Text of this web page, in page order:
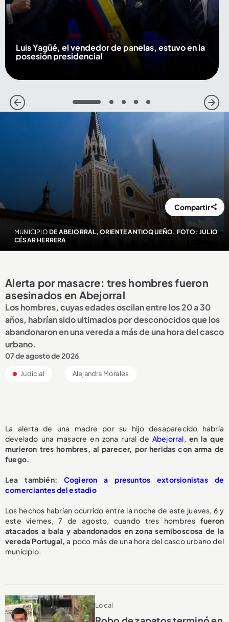
Luis Yagüé, el vendedor de panelas, estuvo en la
posesión presidencial
1 2 3 4 5
MUNICIPIO DE ABEJORRAL, ORIENTE ANTIOQUEÑO. FOTO: JULIO
CÉSAR HERRERA
Compartir
Alerta por masacre: tres hombres fueron
asesinados en Abejorral
Los hombres, cuyas edades oscilan entre los 20 a 30
años, habrían sido ultimados por desconocidos que los
abandonaron en una vereda a más de una hora del casco
urbano.
07 de agosto de 2026
Judicial Alejandra Morales
La alerta de una madre por su hijo desaparecido habría
develado una masacre en zona rural de Abejorral
en la que
murieron tres hombres, al parecer, por heridas con arma de
fuego.
Lea también: Cogieron a presuntos extorsionistas de
comerciantes del estadio
Los hechos habrían ocurrido entre la noche de este jueves, 6 y
este viernes, 7 de agosto, cuando tres hombres fueron
atacados a bala y abandonados en zona semiboscosa de la
vereda Portugal, a poco más de una hora del casco urbano del
municipio.
Local